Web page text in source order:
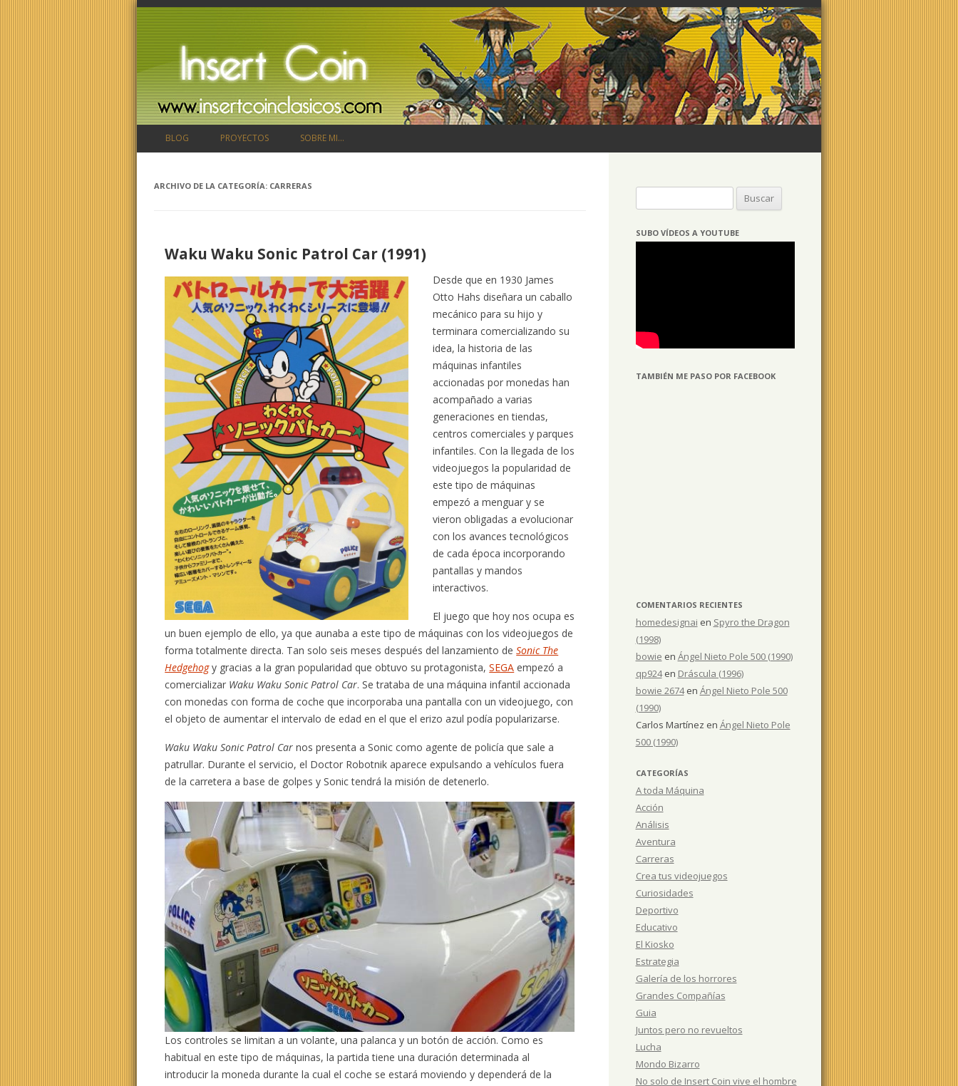
BLOG PROYECTOS SOBRE MI…
ARCHIVO DE LA CATEGORÍA: CARRERAS
Waku Waku Sonic Patrol Car (1991)
Desde que en 1930 James
Otto Hahs diseñara un caballo
mecánico para su hijo y
terminara comercializando su
idea, la historia de las
máquinas infantiles
accionadas por monedas han
acompañado a varias
generaciones en tiendas,
centros comerciales y parques
infantiles. Con la llegada de los
videojuegos la popularidad de
este tipo de máquinas
empezó a menguar y se
vieron obligadas a evolucionar
con los avances tecnológicos
de cada época incorporando
pantallas y mandos
interactivos.
El juego que hoy nos ocupa es
un buen ejemplo de ello, ya que aunaba a este tipo de máquinas con los videojuegos de
forma totalmente directa. Tan solo seis meses después del lanzamiento deSonic The
Hedgehogy gracias a la gran popularidad que obtuvo su protagonista,SEGA empezó a
comercializar Waku Waku Sonic Patrol Car. Se trataba de una máquina infantil accionada
con monedas con forma de coche que incorporaba una pantalla con un videojuego, con
el objeto de aumentar el intervalo de edad en el que el erizo azul podía popularizarse.
Waku Waku Sonic Patrol Car nos presenta a Sonic como agente de policía que sale a
patrullar. Durante el servicio, el Doctor Robotnik aparece expulsando a vehículos fuera
de la carretera a base de golpes y Sonic tendrá la misión de detenerlo.
Los controles se limitan a un volante, una palanca y un botón de acción. Como es
habitual en este tipo de máquinas, la partida tiene una duración determinada al
introducir la moneda durante la cual el coche se estará moviendo y dependerá de la
SUBO VÍDEOS A YOUTUBE
TAMBIÉN ME PASO POR FACEBOOK
COMENTARIOS RECIENTES
homedesignai en Spyro the Dragon
(1998)
bowie en Ángel Nieto Pole 500 (1990)
qp924en Dráscula (1996)
bowie 2674en Ángel Nieto Pole 500
(1990)
Carlos Martínez en Ángel Nieto Pole
500 (1990)
CATEGORÍAS
A toda Máquina
Acción
Análisis
Aventura
Carreras
Crea tus videojuegos
Curiosidades
Deportivo
Educativo
El Kiosko
Estrategia
Galería de los horrores
Grandes Compañías
Guia
Juntos pero no revueltos
Lucha
Mondo Bizarro
No solo de Insert Coin vive el hombre